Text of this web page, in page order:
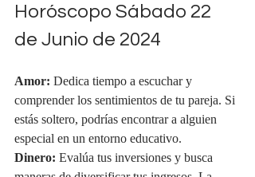
Horóscopo Sábado 22
de Junio de 2024
Amor: Dedica tiempo a escuchar y
comprender los sentimientos de tu pareja. Si
estás soltero, podrías encontrar a alguien
especial en un entorno educativo.
Dinero: Evalúa tus inversiones y busca